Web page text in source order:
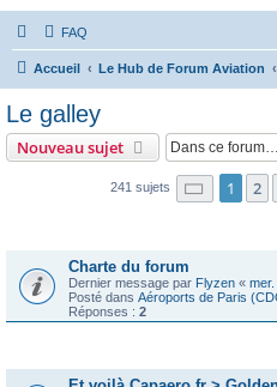
FAQ
Accueil Le Hub de Forum Aviation
Le galley
Nouveau sujet
241 sujets Page 1
1 2
Charte du forum
Dernier message par Flyzen «
Posté dans Aéroports de Paris
Réponses : 2